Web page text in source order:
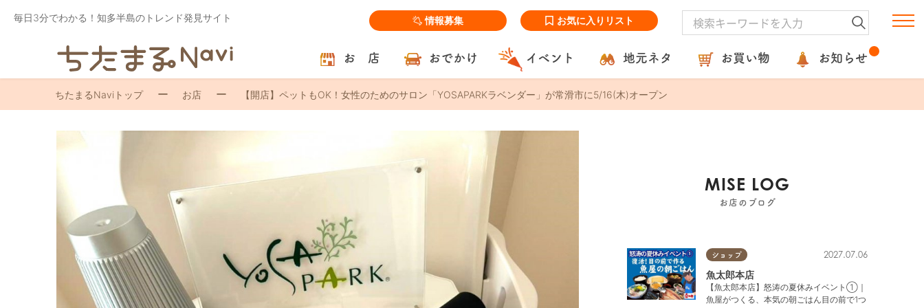
毎日3分でわかる！知多半島のトレンド発見サイト 情報募集 お気に入りリスト
お 店 おでかけ イベント 地元ネタ お買い物 お知らせ
ちたまるNaviトップ お店 【開店】ペットもOK！女性のためのサロン「YOSAPARKラベンダー」が常滑市に5/16(木)オープン
MISE LOG
お店のブログ
ショップ 2027.07.06
魚太郎本店
【魚太郎本店】怒涛の夏休みイベント①｜
魚屋がつくる、本気の朝ごはん目の前で1つ